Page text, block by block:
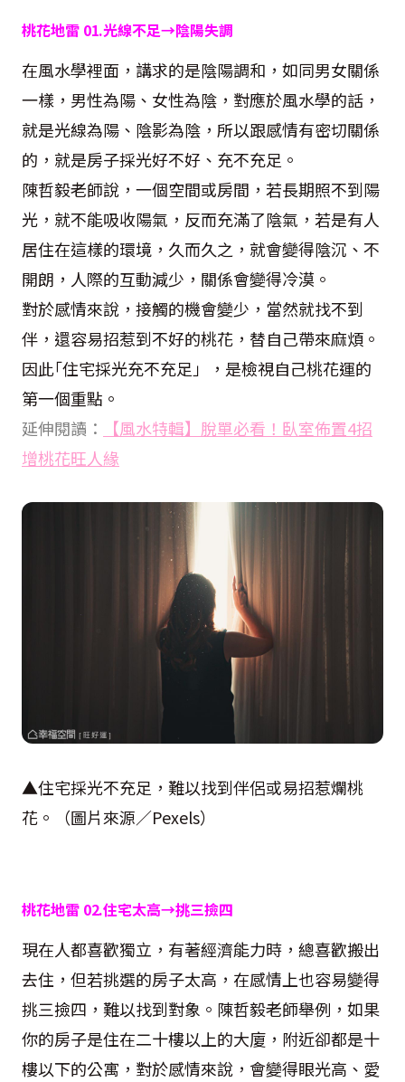
桃花地雷01.光線不足→陰陽失調
在風水學裡面，講求的是陰陽調和，如同男女關係
一樣，男性為陽、女性為陰，對應於風水學的話，
就是光線為陽、陰影為陰，所以跟感情有密切關係
的，就是房子採光好不好、充不充足。
陳哲毅老師說，一個空間或房間，若長期照不到陽
光，就不能吸收陽氣，反而充滿了陰氣，若是有人
居住在這樣的環境，久而久之，就會變得陰沉、不
開朗，人際的互動減少，關係會變得冷漠。
對於感情來說，接觸的機會變少，當然就找不到
伴，還容易招惹到不好的桃花，替自己帶來麻煩。
因此｢住宅採光充不充足」，是檢視自己桃花運的
第一個重點。
延伸閱讀：
【風水特輯】脫單必看！臥室佈置4招
增桃花旺人緣
▲住宅採光不充足，難以找到伴侶或易招惹爛桃
花。（圖片來源／Pexels）
桃花地雷02.住宅太高→挑三撿四
現在人都喜歡獨立，有著經濟能力時，總喜歡搬出
去住，但若挑選的房子太高，在感情上也容易變得
挑三撿四，難以找到對象。陳哲毅老師舉例，如果
你的房子是住在二十樓以上的大廈，附近卻都是十
樓以下的公寓，對於感情來說，會變得眼光高、愛